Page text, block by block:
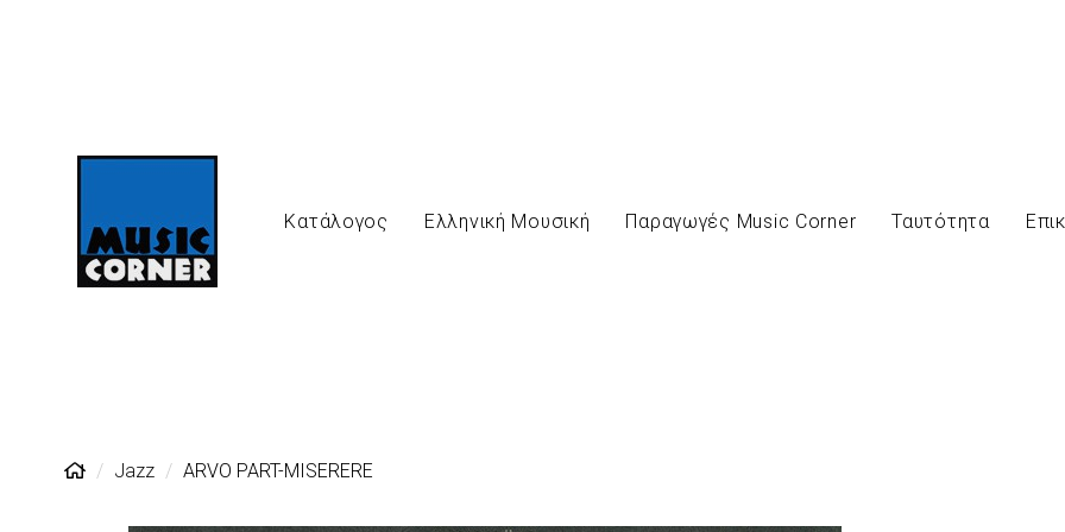
Κατάλογος Ελληνική Μουσική Παραγωγές Music Corner Ταυτότητα
Jazz ARVO PART-MISERERE